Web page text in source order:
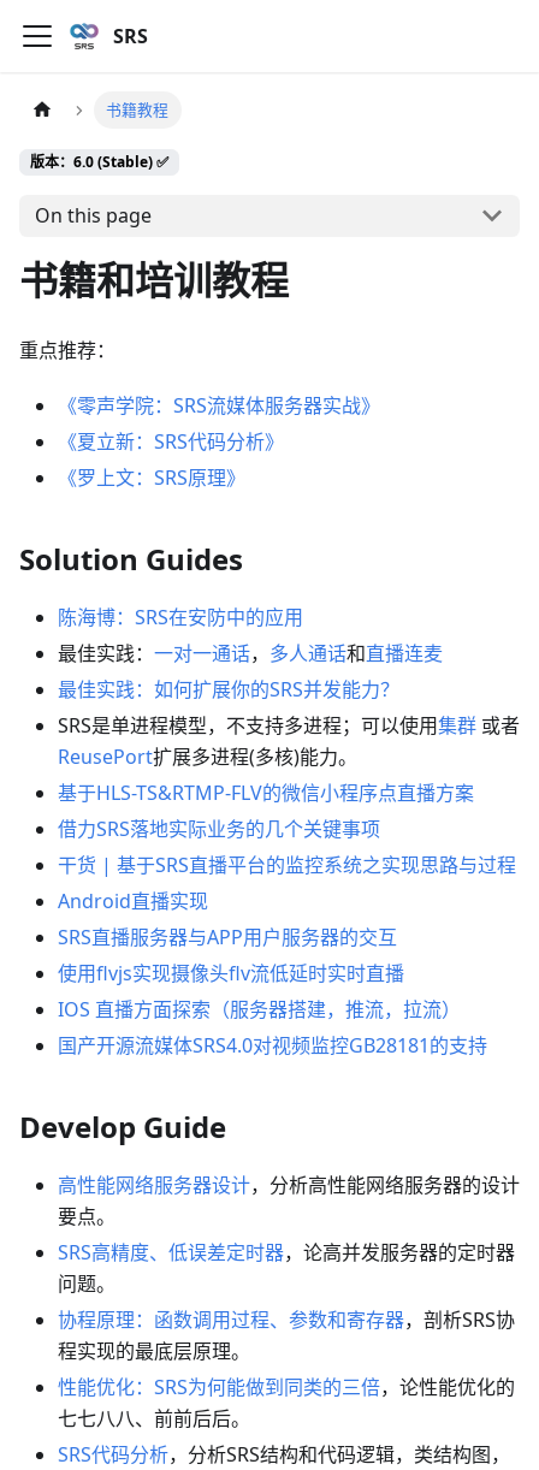
SRS
书籍教程
版本：6.0 (Stable) ✅
On this page
书籍和培训教程
重点推荐：
《零声学院：SRS流媒体服务器实战》
《夏立新：SRS代码分析》
《罗上文：SRS原理》
Solution Guides
陈海博：SRS在安防中的应用
最佳实践： 一对一通话， 多人通话和直播连麦
最佳实践：如何扩展你的SRS并发能力？
SRS是单进程模型，不支持多进程；可以使用集群 或者
ReusePort扩展多进程(多核)能力。
基于HLS-TS&RTMP-FLV的微信小程序点直播方案
借力SRS落地实际业务的几个关键事项
干货 | 基于SRS直播平台的监控系统之实现思路与过程
Android直播实现
SRS直播服务器与APP用户服务器的交互
使用flvjs实现摄像头flv流低延时实时直播
IOS 直播方面探索（服务器搭建，推流，拉流）
国产开源流媒体SRS4.0对视频监控GB28181的支持
Develop Guide
高性能网络服务器设计，分析高性能网络服务器的设计
要点。
SRS高精度、低误差定时器，论高并发服务器的定时器
问题。
协程原理：函数调用过程、参数和寄存器，剖析SRS协
程实现的最底层原理。
性能优化：SRS为何能做到同类的三倍，论性能优化的
七七八八、前前后后。
SRS代码分析，分析SRS结构和代码逻辑，类结构图，